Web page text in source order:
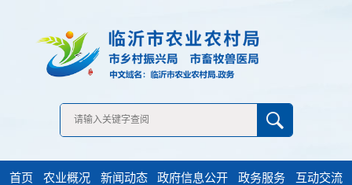
首页 农业概况 新闻动态 政府信息公开 政务服务
互动交流